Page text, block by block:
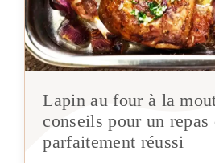
Lapin au four à la
conseils pour un repas
parfaitement réussi